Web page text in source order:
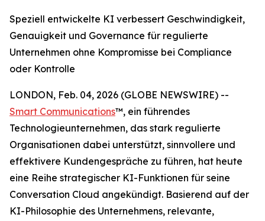
Speziell entwickelte KI verbessert Geschwindigkeit,
Genauigkeit und Governance für regulierte
Unternehmen ohne Kompromisse bei Compliance
oder Kontrolle
LONDON, Feb. 04, 2026 (GLOBE NEWSWIRE) --
Smart Communications™, ein führendes
Technologieunternehmen, das stark regulierte
Organisationen dabei unterstützt, sinnvollere und
effektivere Kundengespräche zu führen, hat heute
eine Reihe strategischer KI-Funktionen für seine
Conversation Cloud angekündigt. Basierend auf der
KI-Philosophie des Unternehmens, relevante,